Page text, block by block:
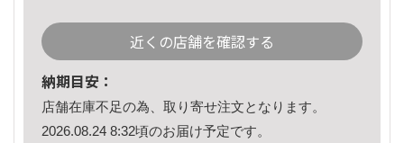
近くの店舗を確認する
納期目安：
店舗在庫不足の為、取り寄せ注文となります。
2026.08.24 8:32頃のお届け予定です。